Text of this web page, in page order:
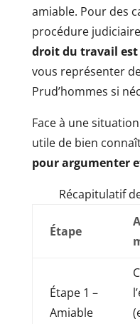
amiable. Pour des
procédure
droit du travail est
vous représenter
Prud’hommes si
Face à une
utile de bien
pour argumenter
Récapitulatif
Étape
Étape 1 –
Amiable